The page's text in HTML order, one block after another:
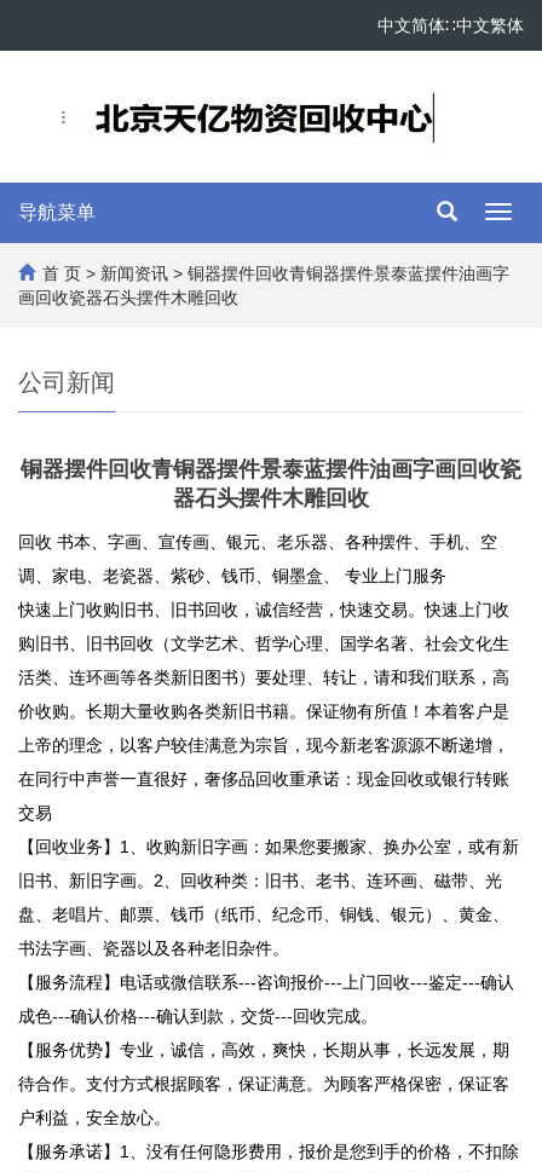
中文繁体
∷
中文简体
导航菜单
首 页 > 新闻资讯 > 铜器摆件回收青铜器摆件景泰蓝摆件油画字
画回收瓷器石头摆件木雕回收
公司新闻
铜器摆件回收青铜器摆件景泰蓝摆件油画字画回收瓷
器石头摆件木雕回收
回收 书本、字画、宣传画、银元、老乐器、各种摆件、手机、空
调、家电、老瓷器、紫砂、钱币、铜墨盒、 专业上门服务
快速上门收购旧书、旧书回收，诚信经营，快速交易。快速上门收
购旧书、旧书回收（文学艺术、哲学心理、国学名著、社会文化生
活类、连环画等各类新旧图书）要处理、转让，请和我们联系，高
价收购。长期大量收购各类新旧书籍。保证物有所值！本着客户是
上帝的理念，以客户较佳满意为宗旨，现今新老客源源不断递增，
在同行中声誉一直很好，奢侈品回收重承诺：现金回收或银行转账
交易
【回收业务】1、收购新旧字画：如果您要搬家、换办公室，或有新
旧书、新旧字画。2、回收种类：旧书、老书、连环画、磁带、光
盘、老唱片、邮票、钱币（纸币、纪念币、铜钱、银元）、黄金、
书法字画、瓷器以及各种老旧杂件。
【服务流程】电话或微信联系---咨询报价---上门回收---鉴定---确认
成色---确认价格---确认到款，交货---回收完成。
【服务优势】专业，诚信，高效，爽快，长期从事，长远发展，期
待合作。支付方式根据顾客，保证满意。为顾客严格保密，保证客
户利益，安全放心。
【服务承诺】1、没有任何隐形费用，报价是您到手的价格，不扣除